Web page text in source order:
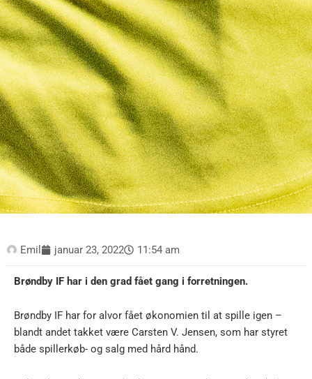
Emil januar 23, 2022 11:54 am
Brøndby IF har i den grad fået gang i forretningen.
Brøndby IF har for alvor fået økonomien til at spille igen –
blandt andet takket være Carsten V. Jensen, som har styret
både spillerkøb- og salg med hård hånd.